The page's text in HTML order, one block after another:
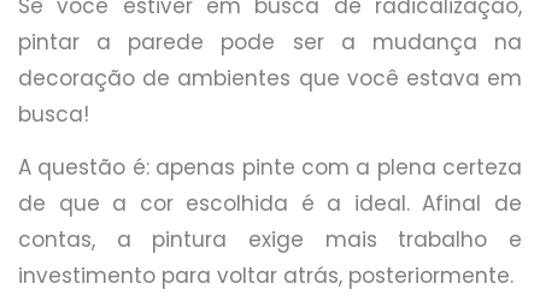
pintar a parede pode ser a mudança na
decoração de ambientes que você estava em
busca!
A questão é: apenas pinte com a plena certeza
de que a cor escolhida é a ideal. Afinal de
contas, a pintura exige mais trabalho e
investimento para voltar atrás, posteriormente.